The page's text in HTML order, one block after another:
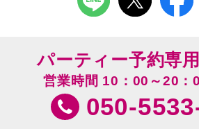
パーティー予約専
営業時間 10：00～20：
050-